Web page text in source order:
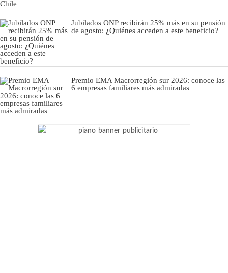
Jubilados ONP recibirán 25% más en su pensión
de agosto: ¿Quiénes acceden a este beneficio?
Premio EMA Macrorregión sur 2026: conoce las
6 empresas familiares más admiradas